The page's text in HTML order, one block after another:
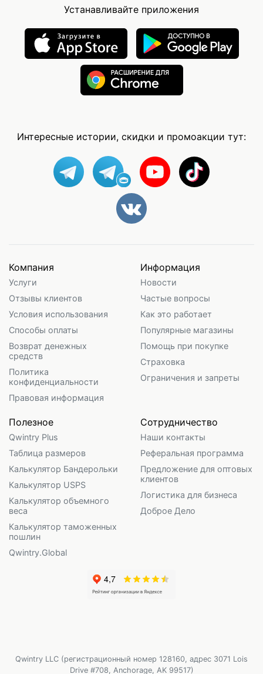
Устанавливайте приложения
Интересные истории, скидки и промоакции тут:
Компания
Услуги
Отзывы клиентов
Условия использования
Способы оплаты
Возврат денежных
средств
Политика
конфиденциальности
Правовая информация
Информация
Новости
Частые вопросы
Как это работает
Популярные магазины
Помощь при покупке
Страховка
Ограничения и запреты
Полезное
Qwintry Plus
Таблица размеров
Калькулятор Бандерольки
Калькулятор USPS
Калькулятор объемного
веса
Калькулятор таможенных
пошлин
Qwintry.Global
Сотрудничество
Наши контакты
Реферальная программа
Предложение для оптовых
клиентов
Логистика для бизнеса
Доброе Дело
Qwintry LLC (регистрационный номер 128160, адрес 3071 Lois
Drive #708, Anchorage, AK 99517)